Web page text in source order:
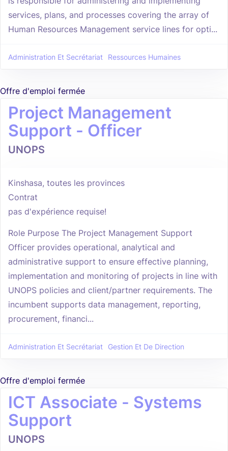
services, plans, and processes covering the array of
Human Resources Management service lines for opti...
Administration Et Secrétariat Ressources Humaines
Offre d'emploi fermée
Project Management
Support - Officer
UNOPS
Kinshasa, toutes les provinces
Contrat
pas d'expérience requise!
Role Purpose The Project Management Support
Officer provides operational, analytical and
administrative support to ensure effective planning,
implementation and monitoring of projects in line with
UNOPS policies and client/partner requirements. The
incumbent supports data management, reporting,
procurement, financi...
Administration Et Secrétariat Gestion Et De Direction
Offre d'emploi fermée
ICT Associate - Systems
Support
UNOPS